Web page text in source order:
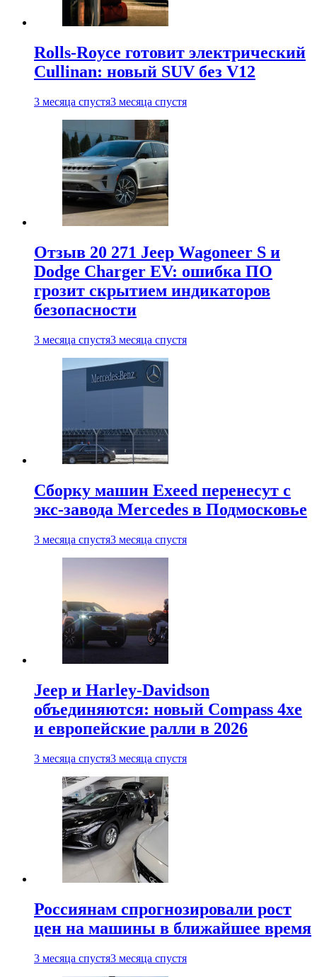
Rolls-Royce готовит электрический
Cullinan: новый SUV без V12
3 месяца спустя3 месяца спустя
Отзыв 20 271 Jeep Wagoneer S и
Dodge Charger EV: ошибка ПО
грозит скрытием индикаторов
безопасности
3 месяца спустя3 месяца спустя
Сборку машин Exeed перенесут с
экс-завода Mercedes в Подмосковье
3 месяца спустя3 месяца спустя
Jeep и Harley-Davidson
объединяются: новый Compass 4xe
и европейские ралли в 2026
3 месяца спустя3 месяца спустя
Россиянам спрогнозировали рост
цен на машины в ближайшее время
3 месяца спустя3 месяца спустя